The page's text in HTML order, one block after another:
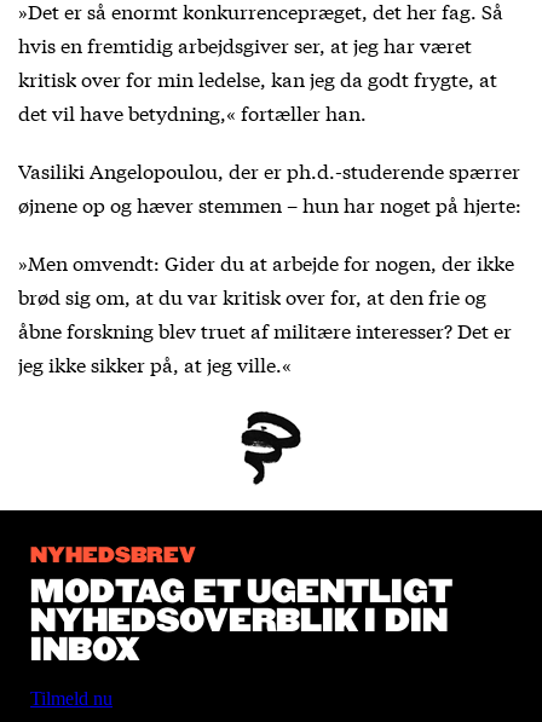
»Det er så enormt konkurrencepræget, det her fag. Så
hvis en fremtidig arbejdsgiver ser, at jeg har været
kritisk over for min ledelse, kan jeg da godt frygte, at
det vil have betydning,« fortæller han.
Vasiliki Angelopoulou, der er ph.d.-studerende spærrer
øjnene op og hæver stemmen – hun har noget på hjerte:
»Men omvendt: Gider du at arbejde for nogen, der ikke
brød sig om, at du var kritisk over for, at den frie og
åbne forskning blev truet af militære interesser? Det er
jeg ikke sikker på, at jeg ville.«
NYHEDSBREV
MODTAG ET UGENTLIGT
NYHEDSOVERBLIK I DIN
INBOX
Tilmeld nu